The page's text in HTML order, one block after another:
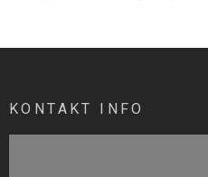
KONTAKT INFO